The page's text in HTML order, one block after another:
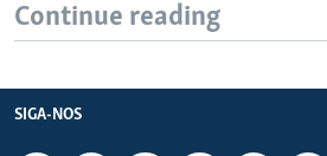
Continue reading
SIGA-NOS